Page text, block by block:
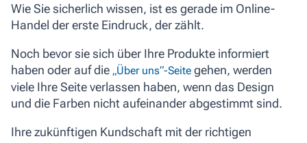
Wie Sie sicherlich wissen, ist es gerade im Online-
Handel der erste Eindruck, der zählt.
Noch bevor sie sich über Ihre Produkte informiert
haben oder auf die „Über uns“-Seite gehen, werden
viele Ihre Seite verlassen haben, wenn das Design
und die Farben nicht aufeinander abgestimmt sind.
Ihre zukünftigen Kundschaft mit der richtigen